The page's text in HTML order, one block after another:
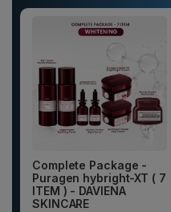
Complete Package -
Puragen hybright-XT ( 7
ITEM ) - DAVIENA
SKINCARE